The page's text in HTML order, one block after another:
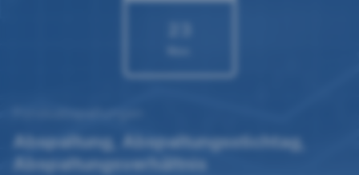
Abspaltung, Abspaltungsstichtag,
Abspaltungsverhältnis